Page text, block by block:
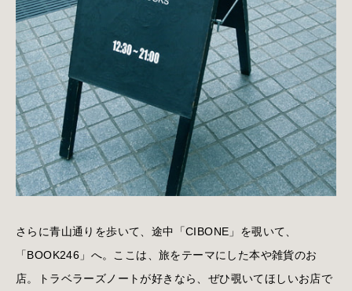
さらに青山通りを歩いて、途中「CIBONE」を覗いて、
「BOOK246」へ。ここは、旅をテーマにした本や雑貨のお
店。トラベラーズノートが好きなら、ぜひ覗いてほしいお店で